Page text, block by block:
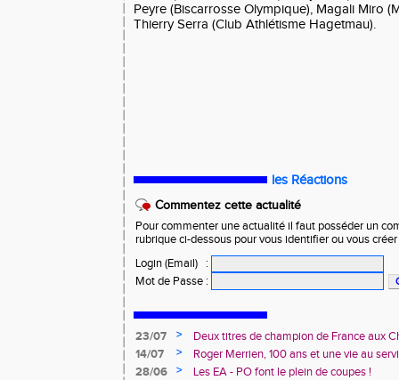
Peyre (Biscarrosse Olympique), Magali Miro
Thierry Serra (Club Athlétisme Hagetmau).
les Réactions
Commentez cette actualité
Pour commenter une actualité il faut posséder un
rubrique ci-dessous pour vous identifier ou vous
Login (Email)
:
Mot de Passe :
23/07 >
Deux titres de champion de France aux
Avenir !
14/07 >
Roger Merrien, 100 ans et une vie au
28/06
>
Les EA - PO font le plein de coupes !